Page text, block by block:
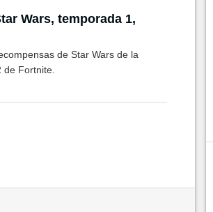
Wars, temporada 1,
de Star Wars de la
Fortnite.